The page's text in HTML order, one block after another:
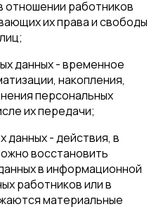
отношении работников
их права и свободы
данных - временное
накопления,
персональных
их передачи;
данных - действия, в
восстановить
в информационной
работников или в
материальные